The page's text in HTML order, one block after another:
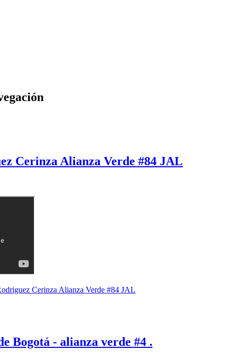
Cerinza Alianza Verde #84 JAL
Cerinza Alianza Verde #84 JAL
Bogotá - alianza verde #4 .